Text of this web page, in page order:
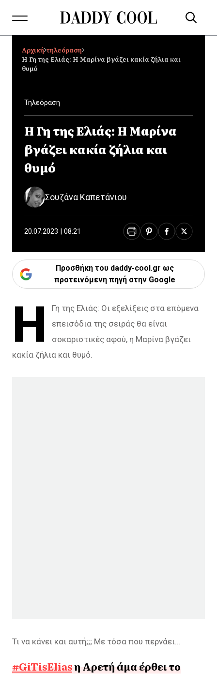
Αρχική τηλεόραση
Η Γη της Ελιάς: Η Μαρίνα βγάζει κακία ζήλια και
θυμό
Τηλεόραση
Η Γη της Ελιάς: Η Μαρίνα
βγάζει κακία ζήλια και
θυμό
Σουζάνα Καπετάνιου
20.07.2023 | 08:21
Προσθήκη του daddy-cool.gr ως
προτεινόμενη πηγή στην Google
Η
Γη της Ελιάς: Οι εξελίξεις στα επόμενα
επεισόδια της σειράς θα είναι
σοκαριστικές αφού, η Μαρίνα βγάζει
κακία ζήλια και θυμό.
Τι να κάνει και αυτή;;; Με τόσα που περνάει…
#GiTisEliasη Αρετή άμα έρθει το